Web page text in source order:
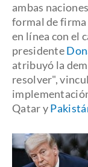
ambas
formal de firma
en línea con el
presidente
atribuyó la
resolver",
Qatar y